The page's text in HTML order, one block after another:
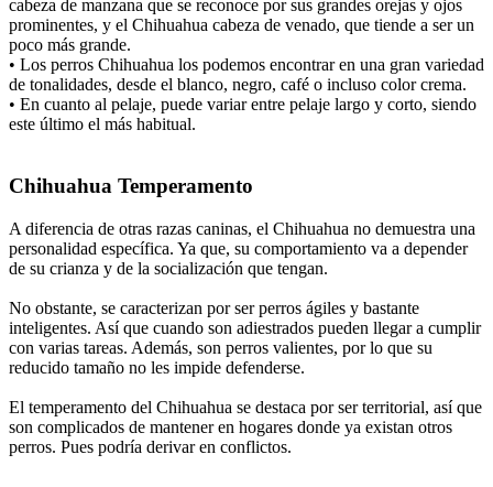
cabeza de manzana que se reconoce por sus grandes orejas y ojos
prominentes, y el Chihuahua cabeza de venado, que tiende a ser un
poco más grande.
• Los perros Chihuahua los podemos encontrar en una gran variedad
de tonalidades, desde el blanco, negro, café o incluso color crema.
• En cuanto al pelaje, puede variar entre pelaje largo y corto, siendo
este último el más habitual.
Chihuahua Temperamento
A diferencia de otras razas caninas, el Chihuahua no demuestra una
personalidad específica. Ya que, su comportamiento va a depender
de su crianza y de la socialización que tengan.
No obstante, se caracterizan por ser perros ágiles y bastante
inteligentes. Así que cuando son adiestrados pueden llegar a cumplir
con varias tareas. Además, son perros valientes, por lo que su
reducido tamaño no les impide defenderse.
El temperamento del Chihuahua se destaca por ser territorial, así que
son complicados de mantener en hogares donde ya existan otros
perros. Pues podría derivar en conflictos.